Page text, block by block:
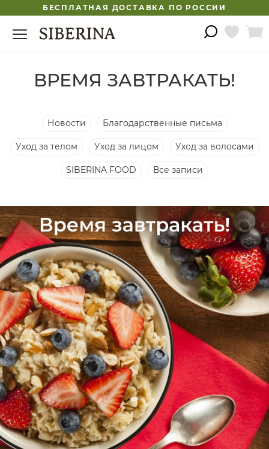
БЕСПЛАТНАЯ ДОСТАВКА ПО РОССИИ
ВРЕМЯ ЗАВТРАКАТЬ!
Новости Благодарственные письма
Уход за телом Уход за лицом Уход за волосами
SIBERINA FOOD Все записи